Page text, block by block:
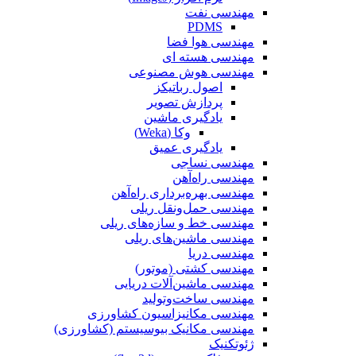
مهندسی نفت
PDMS
مهندسی هوا فضا
مهندسی هسته ای
مهندسی هوش مصنوعی
اصول رباتیکز
پردازش تصویر
یادگیری ماشین
وکا (Weka)
یادگیری عمیق
مهندسی نساجی
مهندسی راه‌آهن
مهندسی بهره‌برداری راه‌آهن
مهندسی حمل‌ونقل ریلی
مهندسی خط و سازه‌های ریلی
مهندسی ماشین‌های ریلی
مهندسی دریا
مهندسی کشتی (موتور)
مهندسی ماشین‌آلات دریایی
مهندسی ساخت‌وتولید
مهندسی مکانیزاسیون کشاورزی
مهندسی مکانیک بیوسیستم (کشاورزی)
ژئوتکنیک